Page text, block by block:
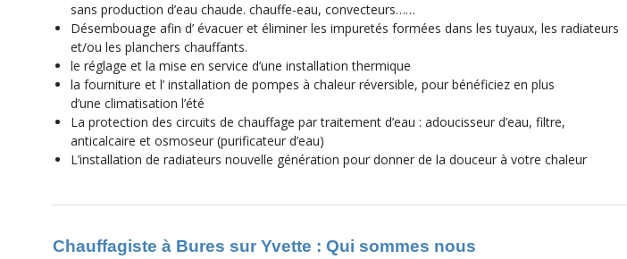
sans production d’eau chaude. chauffe-eau, convecteurs……
Désembouage afin d’ évacuer et éliminer les impuretés formées dans les tuyaux, les radiateurs
et/ou les planchers chauffants.
le réglage et la mise en service d’une installation thermique
la fourniture et l’ installation de pompes à chaleur réversible, pour bénéficiez en plus
d’une climatisation l’été
La protection des circuits de chauffage par traitement d’eau : adoucisseur d’eau, filtre,
anticalcaire et osmoseur (purificateur d’eau)
L’installation de radiateurs nouvelle génération pour donner de la douceur à votre chaleur
Chauffagiste à Bures sur Yvette : Qui sommes nous